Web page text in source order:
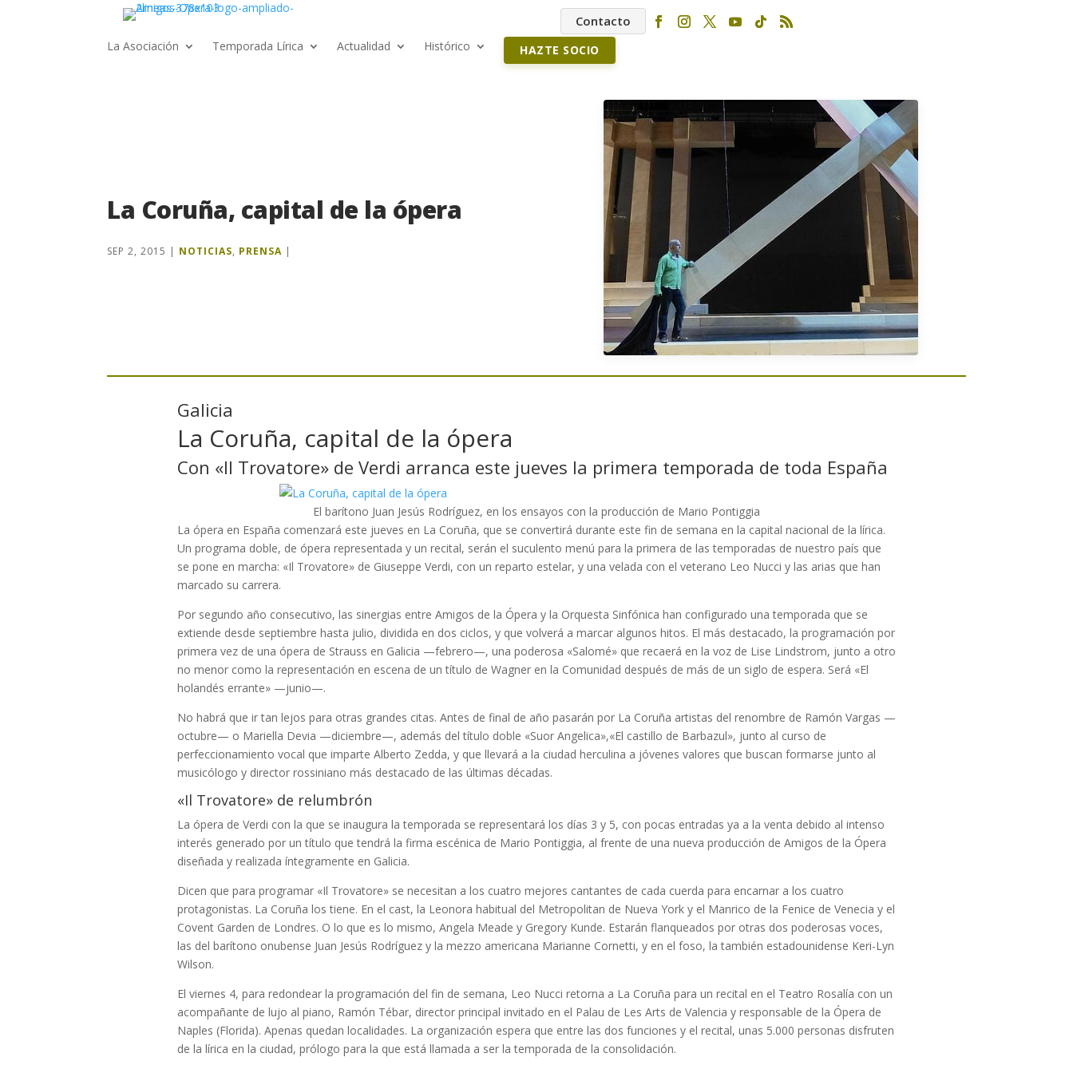
Contacto
La Asociación Temporada Lírica Actualidad Histórico HAZTE SOCIO
La Coruña, capital de la ópera
SEP 2, 2015 | NOTICIAS, PRENSA |
Galicia
La Coruña, capital de la ópera
Con «Il Trovatore» de Verdi arranca este jueves la primera temporada de toda España
El barítono Juan Jesús Rodríguez, en los ensayos con la producción de Mario Pontiggia
La ópera en España comenzará este jueves en La Coruña, que se convertirá durante este fin de semana en la capital nacional de la lírica.
Un programa doble, de ópera representada y un recital, serán el suculento menú para la primera de las temporadas de nuestro país que
se pone en marcha: «Il Trovatore» de Giuseppe Verdi, con un reparto estelar, y una velada con el veterano Leo Nucci y las arias que han
marcado su carrera.
Por segundo año consecutivo, las sinergias entre Amigos de la Ópera y la Orquesta Sinfónica han configurado una temporada que se
extiende desde septiembre hasta julio, dividida en dos ciclos, y que volverá a marcar algunos hitos. El más destacado, la programación por
primera vez de una ópera de Strauss en Galicia —febrero—, una poderosa «Salomé» que recaerá en la voz de Lise Lindstrom, junto a otro
no menor como la representación en escena de un título de Wagner en la Comunidad después de más de un siglo de espera. Será «El
holandés errante» —junio—.
No habrá que ir tan lejos para otras grandes citas. Antes de final de año pasarán por La Coruña artistas del renombre de Ramón Vargas —
octubre— o Mariella Devia —diciembre—, además del título doble «Suor Angelica»,«El castillo de Barbazul», junto al curso de
perfeccionamiento vocal que imparte Alberto Zedda, y que llevará a la ciudad herculina a jóvenes valores que buscan formarse junto al
musicólogo y director rossiniano más destacado de las últimas décadas.
«Il Trovatore» de relumbrón
La ópera de Verdi con la que se inaugura la temporada se representará los días 3 y 5, con pocas entradas ya a la venta debido al intenso
interés generado por un título que tendrá la firma escénica de Mario Pontiggia, al frente de una nueva producción de Amigos de la Ópera
diseñada y realizada íntegramente en Galicia.
Dicen que para programar «Il Trovatore» se necesitan a los cuatro mejores cantantes de cada cuerda para encarnar a los cuatro
protagonistas. La Coruña los tiene. En el cast, la Leonora habitual del Metropolitan de Nueva York y el Manrico de la Fenice de Venecia y el
Covent Garden de Londres. O lo que es lo mismo, Angela Meade y Gregory Kunde. Estarán flanqueados por otras dos poderosas voces,
las del barítono onubense Juan Jesús Rodríguez y la mezzo americana Marianne Cornetti, y en el foso, la también estadounidense Keri-Lyn
Wilson.
El viernes 4, para redondear la programación del fin de semana, Leo Nucci retorna a La Coruña para un recital en el Teatro Rosalía con un
acompañante de lujo al piano, Ramón Tébar, director principal invitado en el Palau de Les Arts de Valencia y responsable de la Ópera de
Naples (Florida). Apenas quedan localidades. La organización espera que entre las dos funciones y el recital, unas 5.000 personas disfruten
de la lírica en la ciudad, prólogo para la que está llamada a ser la temporada de la consolidación.